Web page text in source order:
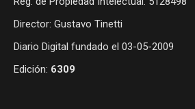
Director: Gustavo Tinetti
Diario Digital fundado el 03-05-2009
Edición: 6309